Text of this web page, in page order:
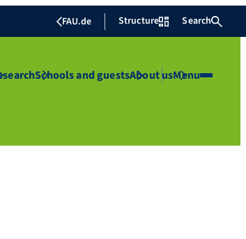
FAU.de Structure Search
Schools and guestsAbout usMenu